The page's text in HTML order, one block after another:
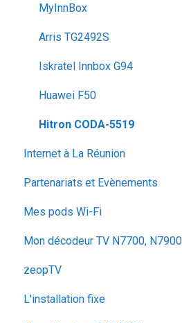
MyInnBox
Arris TG2492S
Iskratel Innbox G94
Huawei F50
Hitron CODA‑5519
Internet à La Réunion
La fibre optique
Partenariats et Evènements
Mes pods Wi-Fi
Huawei OptiXstar K153
Iskratel Innbox M92
Configurer & Utiliser : Mes
Mon décodeur TV N7700,
Configurer mon décodeur TV
Utiliser mon décodeur TV
zeopTV
L'installation fixe